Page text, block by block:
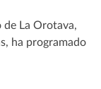
de La Orotava,
ha programado